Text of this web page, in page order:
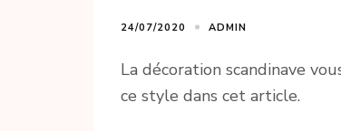
24/07/2020 ADMIN
La décoration scandinave
ce style dans cet article.